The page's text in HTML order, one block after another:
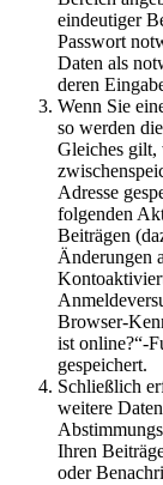
eindeutiger
Passwort
Daten als
deren
Wenn Sie
so werden
Gleiches gilt,
Adresse
folgenden
Beiträgen
Änderungen
Browser-
ist online?“-
gespeichert.
Schließlich
weitere
Ihren
oder